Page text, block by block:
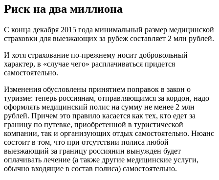
Риск на два миллиона
C конца декабря 2015 года минимальный размер медицинской
страховки для выезжающих за рубеж составляет 2 млн рублей.
И хотя страхование по-прежнему носит добровольный
характер, в «случае чего» расплачиваться придется
самостоятельно.
Изменения обусловлены принятием поправок в закон о
туризме: теперь россиянам, отправляющимся за кордон, надо
оформлять медицинский полис на сумму не менее 2 млн
рублей. Причем это правило касается как тех, кто едет за
границу по путевке, приобретенной в туристической
компании, так и организующих отдых самостоятельно. Нюанс
состоит в том, что при отсутствии полиса любой
выезжающий за границу россиянин вынужден будет
оплачивать лечение (а также другие медицинские услуги,
обычно входящие в состав полиса) самостоятельно.